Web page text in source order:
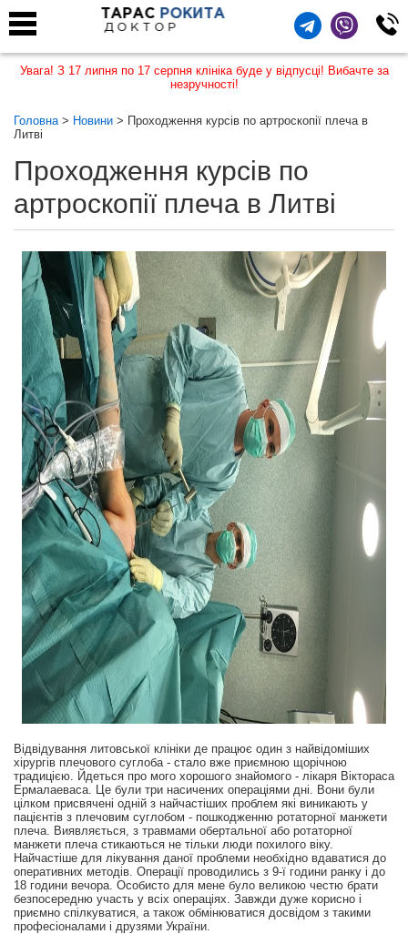
ТАРАС РОКИТА
ДОКТОР
Увага! З 17 липня по 17 серпня клініка буде у відпусці! Вибачте за
незручності!
Головна > Новини > Проходження курсів по артроскопії плеча в
Литві
Проходження курсів по
артроскопії плеча в Литві
Відвідування литовської клініки де працює один з найвідоміших
хірургів плечового суглоба - стало вже приємною щорічною
традицією. Йдеться про мого хорошого знайомого - лікаря Віктораса
Ермалаеваса. Це були три насичених операціями дні. Вони були
цілком присвячені одній з найчастіших проблем які виникають у
пацієнтів з плечовим суглобом - пошкодженню ротаторної манжети
плеча. Виявляється, з травмами обертальної або ротаторної
манжети плеча стикаються не тільки люди похилого віку.
Найчастіше для лікування даної проблеми необхідно вдаватися до
оперативних методів. Операції проводились з 9-ї години ранку і до
18 години вечора. Особисто для мене було великою честю брати
безпосередню участь у всіх операціях. Завжди дуже корисно і
приємно спілкуватися, а також обмінюватися досвідом з такими
професіоналами і друзями України.